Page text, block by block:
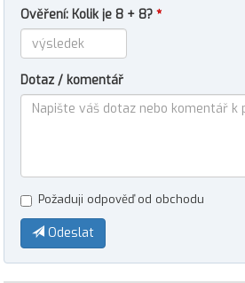
Ověření: Kolik je 8 + 8? *
Dotaz / komentář
Požaduji odpověď od obchodu
Odeslat